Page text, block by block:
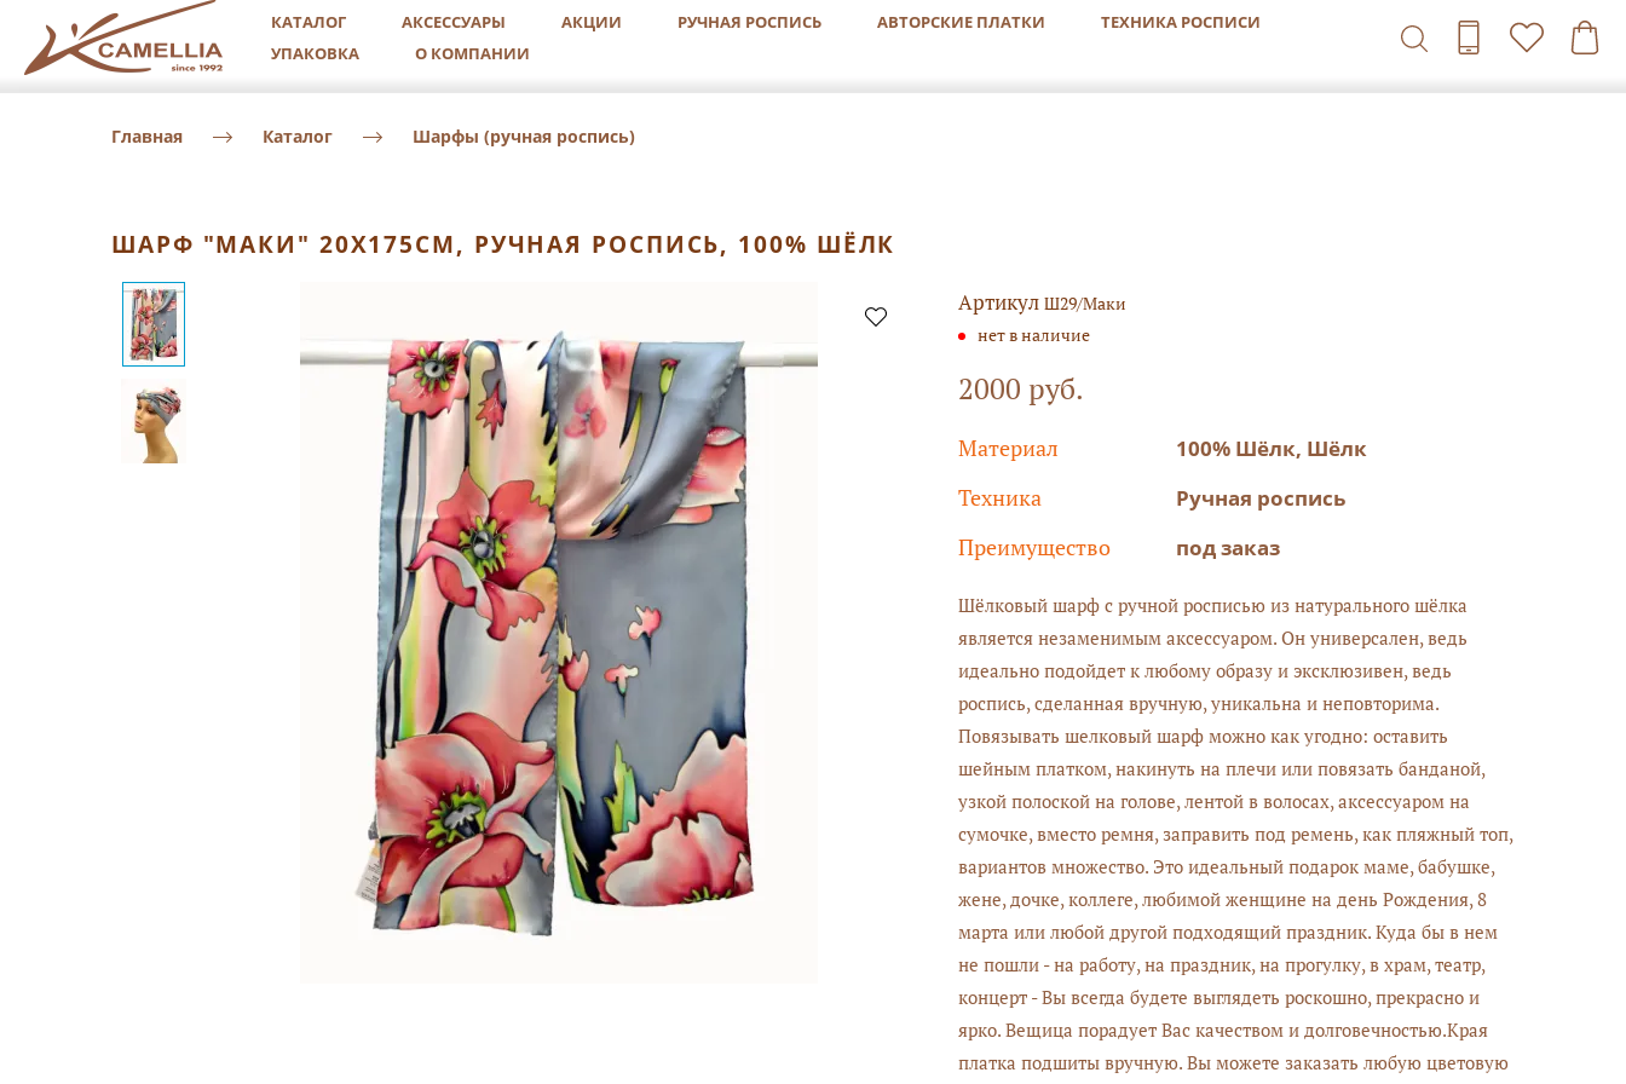
КАТАЛОГ АКСЕССУАРЫ АКЦИИ РУЧНАЯ РОСПИСЬ АВТОРСКИЕ ПЛАТКИ
ТЕХНИКА РОСПИСИ
УПАКОВКА
О КОМПАНИИ
Главная Каталог Шарфы (ручная роспись)
ШАРФ "МАКИ" 20Х175СМ, РУЧНАЯ РОСПИСЬ, 100% ШЁЛК
Артикул Ш29/Маки
нет в наличие
2000 руб.
Материал 100% Шёлк, Шёлк
Техника Ручная роспись
Преимущество под заказ
Шёлковый шарф с ручной росписью из натурального шёлка
является незаменимым аксессуаром. Он универсален, ведь
идеально подойдет к любому образу и эксклюзивен, ведь
роспись, сделанная вручную, уникальна и неповторима.
Повязывать шелковый шарф можно как угодно: оставить
шейным платком, накинуть на плечи или повязать банданой,
узкой полоской на голове, лентой в волосах, аксессуаром на
сумочке, вместо ремня, заправить под ремень, как пляжный топ,
вариантов множество. Это идеальный подарок маме, бабушке,
жене, дочке, коллеге, любимой женщине на день Рождения, 8
марта или любой другой подходящий праздник. Куда бы в нем
не пошли - на работу, на праздник, на прогулку, в храм, театр,
концерт - Вы всегда будете выглядеть роскошно, прекрасно и
ярко. Вещица порадует Вас качеством и долговечностью.Края
платка подшиты вручную. Вы можете заказать любую цветовую